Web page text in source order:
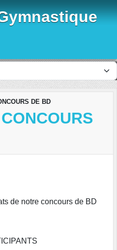
DE BD
de notre concours de BD